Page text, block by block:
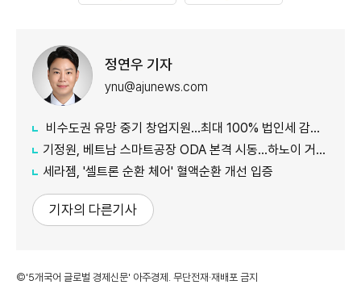
정연우 기자
ynu@ajunews.com
비수도권 유망 중기 창업지원...최대 100% 법인세 감면 나서
기정원, 베트남 스마트공장 ODA 본격 시동...하노이 거점 개소
세라젬, '셀트론 순환 체어' 혈액순환 개선 입증
기자의 다른기사
©'5개국어 글로벌 경제신문' 아주경제. 무단전재·재배포 금지